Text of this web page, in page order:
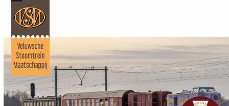
content
Open
mobile
menu
Close
mobile
menu